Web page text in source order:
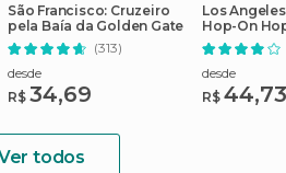
São Francisco: Cruzeiro
pela Baía da Golden Gate
(313)
desde
R$ 34,69
Los
Hop-On
guia de
desde
R$ 44,73
todos